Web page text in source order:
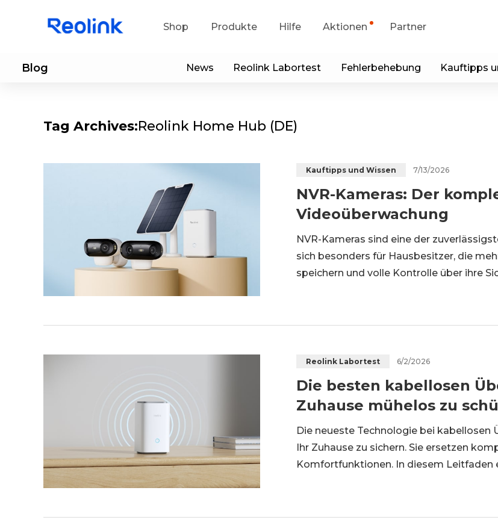
Shop Produkte Hilfe
Supportanfrage
App & Client
Kontakt
Aktionen
Sonderangebot
Partner
Blog News Reolink Labortest Fehlerbehebung Kauftipps
Tag Archives:Reolink Home Hub (DE)
Kauftipps und Wissen 7/13/2026
NVR-Kameras: Der
Videoüberwachung
NVR-Kameras sind eine der
sich besonders für Hausbesitzer, die
speichern und volle Kontrolle über ihre
Reolink Labortest 6/2/2026
Die besten kabellosen
Zuhause mühelos zu
Die neueste Technologie bei kabellosen
Ihr Zuhause zu sichern. Sie ersetzen
Komfortfunktionen. In diesem Leitfaden